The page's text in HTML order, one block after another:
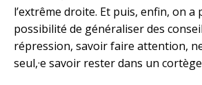
l’extrême droite. Et puis, enfin, on a
possibilité de généraliser des
répression, savoir faire attention,
seul,·e savoir rester dans un